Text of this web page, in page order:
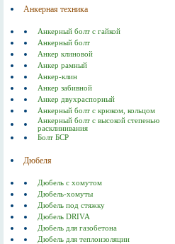
Анкерная техника
Анкерный болт с гайкой
Анкерный болт
Анкер клиновой
Анкер рамный
Анкер-клин
Анкер забивной
Анкер двухраспорный
Анкерный болт с крюком, кольцом
Анкерный болт с высокой степенью
расклинивания
Болт БСР
Дюбеля
Дюбель с хомутом
Дюбель-хомуты
Дюбель под стяжку
Дюбель DRIVA
Дюбель для газобетона
Дюбель для теплоизоляции